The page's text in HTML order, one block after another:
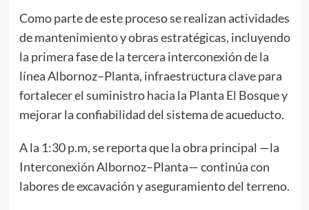
Como parte de este proceso se realizan actividades
de mantenimiento y obras estratégicas, incluyendo
la primera fase de la tercera interconexión de la
línea Albornoz–Planta, infraestructura clave para
fortalecer el suministro hacia la Planta El Bosque y
mejorar la confiabilidad del sistema de acueducto.
A la 1:30 p.m, se reporta que la obra principal —la
Interconexión Albornoz–Planta— continúa con
labores de excavación y aseguramiento del terreno.